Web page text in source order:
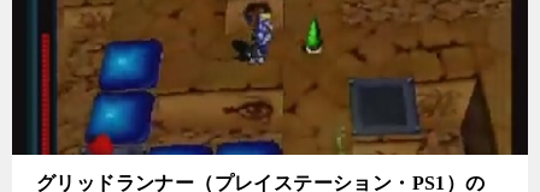
グリッドランナー（プレイステーション・PS1）の